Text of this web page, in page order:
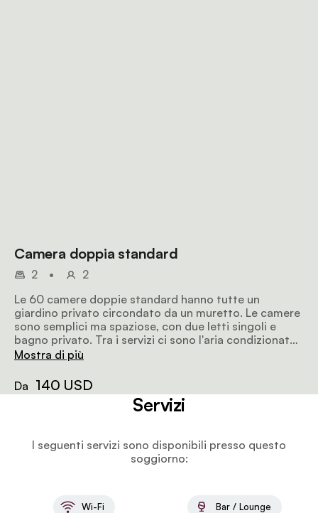
Camera doppia standard
2 •
2
Le 60 camere doppie standard hanno tutte un
giardino privato circondato da un muretto. Le camere
sono semplici ma spaziose, con due letti singoli e
bagno privato. Tra i servizi ci sono l'aria condizionata
e il set per preparare tè e caffè.
Mostra di più
Da 140 USD
Servizi
I seguenti servizi sono disponibili presso questo
soggiorno:
Wi-Fi Bar / Lounge